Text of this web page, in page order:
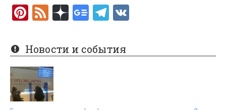
Pi
er
es
t
F
e
d
Новости и события